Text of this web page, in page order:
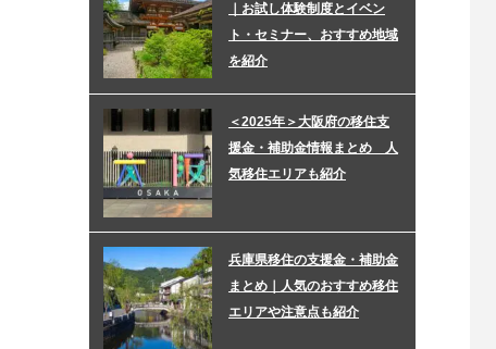
｜お試し体験制度とイベン
ト・セミナー、おすすめ地域
を紹介
＜2025年＞大阪府の移住支
援金・補助金情報まとめ 人
気移住エリアも紹介
兵庫県移住の支援金・補助金
まとめ｜人気のおすすめ移住
エリアや注意点も紹介